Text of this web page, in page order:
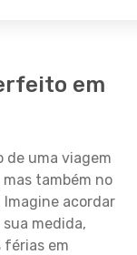
em
de uma viagem
também no
acordar
medida,
férias em